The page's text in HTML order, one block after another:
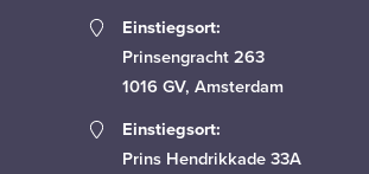
Einstiegsort:
Prinsengracht 263
1016 GV, Amsterdam
Einstiegsort:
Prins Hendrikkade 33A